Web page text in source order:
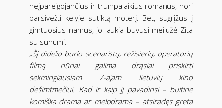
neįpareigojančius ir trumpalaikius romanus, nori
parsivežti kelyje sutiktą moterį. Bet, sugrįžus į
gimtuosius namus, jo laukia buvusi meilužė Zita
su sūnumi.
„Šį didelio būrio scenaristų, režisierių, operatorių
filmą nūnai galima drąsiai priskirti
sėkmingiausiam 7-ajam lietuvių kino
dešimtmečiui. Kad ir kaip jį pavadinsi – buitine
komiška drama ar melodrama – atsiradęs greta